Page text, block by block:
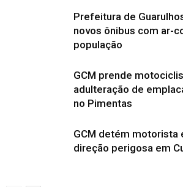
Prefeitura de
novos ônibus com ar-
população
GCM prende
adulteração de
no Pimentas
GCM detém motorista
direção perigosa em